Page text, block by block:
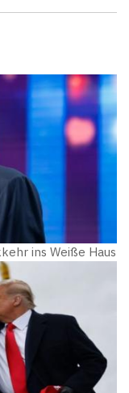
ins Weiße Haus